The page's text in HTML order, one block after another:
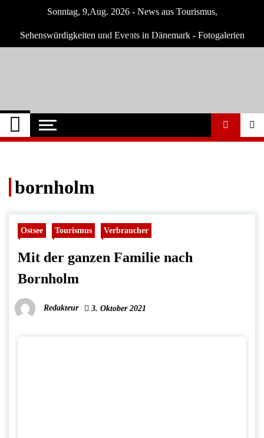
content
Sonntag, 9,Aug. 2026 - News aus Tourismus,
Sehenswürdigkeiten und Events in Dänemark - Fotogalerien
Dänemark Tipps
Neuigkeiten und Nachrichten in Dänemark
bornholm
Ostsee Tourismus Verbraucher
Mit der ganzen Familie nach
Bornholm
Redakteur 3. Oktober 2021